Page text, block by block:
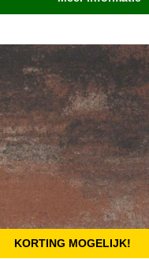
KORTING MOGELIJK!